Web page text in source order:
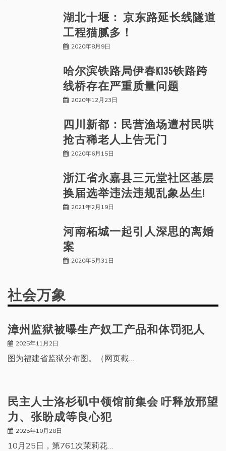
湖北十堰： 京东路延长线隧道
工程猫腻多！
2020年8月9日
哈尔滨铁路局伊春K135铁路跨
线桥存在严重质量问题
2020年12月23日
四川新都：民营渔场遭村民哄
抢古稀老人上告无门
2020年6月15日
浙江省永嘉县三元堂社区基层
换届选举违法违规乱象丛生!
2021年2月19日
河南柘城一起引人深思的离婚
案
2020年5月31日
社会万象
漳州监狱被曝生产奴工产品和体罚犯人
2025年11月2日
图为福建省监狱分布图。（网页截…
民主人士洛杉矶中领馆前集会 吁释放邢望
力、张盼成等良心犯
2025年10月28日
10月25日，第761次茉莉花…